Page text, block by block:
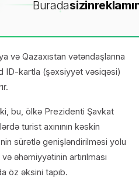
Buradasizin
və Qazaxıstan vətəndaşlarına
ID-kartla (şəxsiyyət vəsiqəsi)
bu, ölkə Prezidenti Şavkat
turist axınının kəskin
sürətlə genişləndirilməsi yolu
əhəmiyyətinin artırılması
öz əksini tapıb.